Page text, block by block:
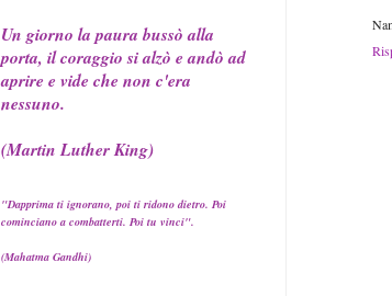
Un giorno la paura bussò alla
porta, il coraggio si alzò e andò ad
aprire e vide che non c'era
nessuno.
(Martin Luther King)
"Dapprima ti ignorano, poi ti ridono dietro. Poi
cominciano a combatterti. Poi tu vinci".
(Mahatma Gandhi)